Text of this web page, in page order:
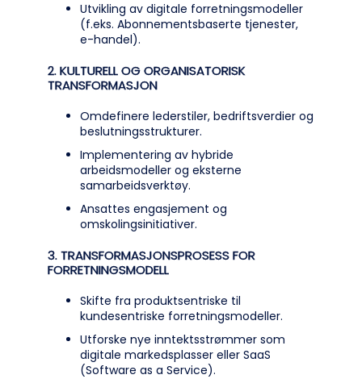
Utvikling av digitale forretningsmodeller
(f.eks. Abonnementsbaserte tjenester,
e-handel).
2. KULTURELL OG ORGANISATORISK
TRANSFORMASJON
Omdefinere lederstiler, bedriftsverdier og
beslutningsstrukturer.
Implementering av hybride
arbeidsmodeller og eksterne
samarbeidsverktøy.
Ansattes engasjement og
omskolingsinitiativer.
3. TRANSFORMASJONSPROSESS FOR
FORRETNINGSMODELL
Skifte fra produktsentriske til
kundesentriske forretningsmodeller.
Utforske nye inntektsstrømmer som
digitale markedsplasser eller SaaS
(Software as a Service).